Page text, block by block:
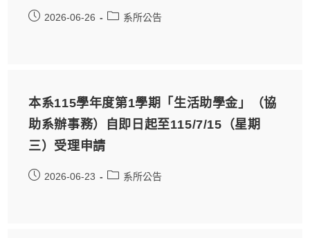
2026-06-26 系所公告
本系115學年度第1學期「生活助學金」（協
助系辦事務）自即日起至115/7/15（星期
三）受理申請
2026-06-23 系所公告